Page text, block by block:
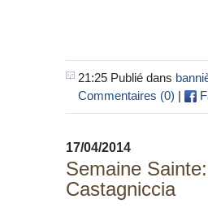
21:25 Publié dans
Commentaires (0) |
17/04/2014
Semaine
Castagniccia